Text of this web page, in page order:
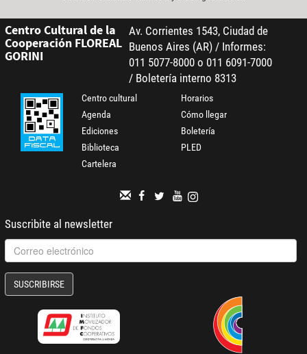
Centro Cultural de la
Cooperación FLOREAL
GORINI
Av. Corrientes 1543, Ciudad de
Buenos Aires (AR) / Informes:
011 5077-8000 o 011 6091-7000
/ Boletería interno 8313
Centro cultural
Agenda
Ediciones
Biblioteca
Cartelera
Horarios
Cómo llegar
Boletería
PLED
Suscribite al newsletter
SUSCRIBIRSE